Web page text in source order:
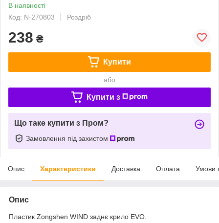
В наявності
Код: N-270803
Роздріб
238 ₴
Купити
або
Купити з
Що таке купити з Пром?
Замовлення під захистом
Опис Характеристики Доставка Оплата Умови
Опис
Пластик Zongshen WIND заднє крило EVO.